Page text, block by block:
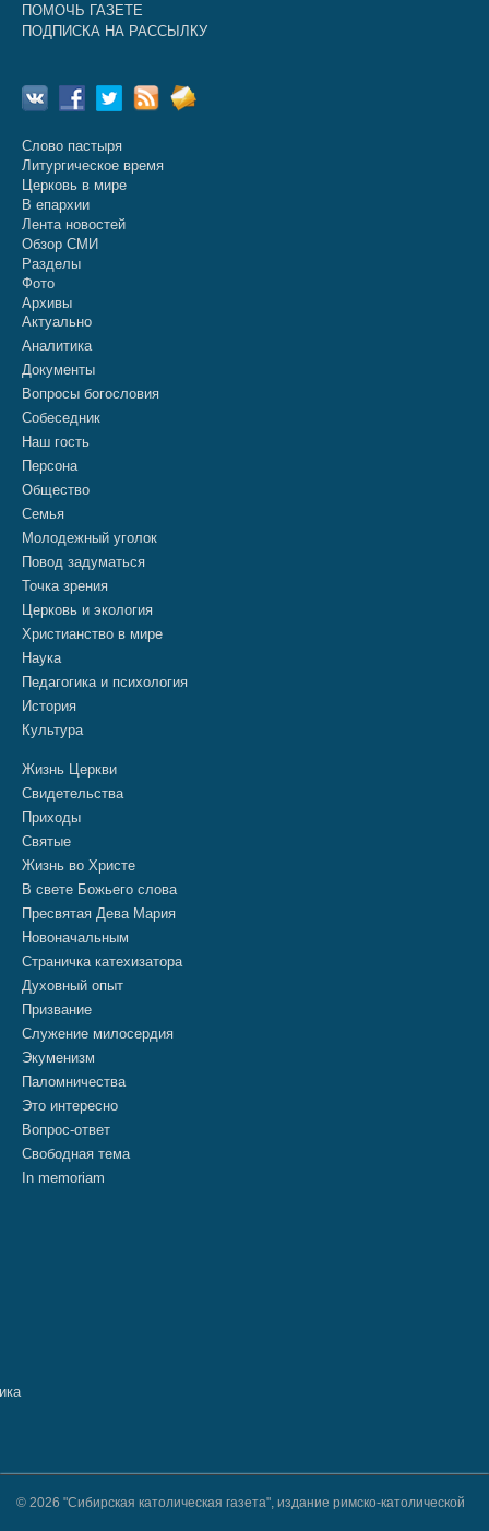
ПОМОЧЬ ГАЗЕТЕ
ПОДПИСКА НА РАССЫЛКУ
Слово пастыря
Литургическое время
Церковь в мире
В епархии
Лента новостей
Обзор СМИ
Разделы
Фото
Архивы
Актуально
Аналитика
Документы
Вопросы богословия
Собеседник
Наш гость
Персона
Общество
Семья
Молодежный уголок
Повод задуматься
Точка зрения
Церковь и экология
Христианство в мире
Наука
Педагогика и психология
История
Культура
Жизнь Церкви
Свидетельства
Приходы
Святые
Жизнь во Христе
В свете Божьего слова
Пресвятая Дева Мария
Новоначальным
Страничка катехизатора
Духовный опыт
Призвание
Служение милосердия
Экуменизм
Паломничества
Это интересно
Вопрос-ответ
Свободная тема
In memoriam
© 2026 "Сибирская католическая газета", издание римско-католической